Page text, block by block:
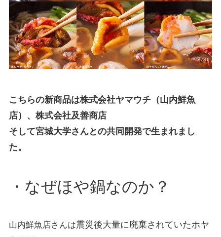
こちらの新商品は株式会社ヤマウチ（山内鮮魚
店）、株式会社及善商店
そして宮城大学さんとの共同開発で生まれまし
た。
・なぜほや鍋なのか？
山内鮮魚店さんは震災後大量に廃棄されていたホヤ